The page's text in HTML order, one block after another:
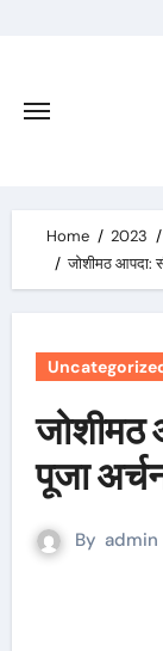
Home 2023
जोशीमठ आपदा:
जोशीमठ
पूजा
By admin